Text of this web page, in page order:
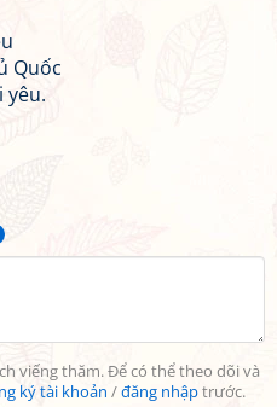
viếng thăm. Để có thể theo dõi và
ký tài khoản /đăng nhậptrước.
Quốc
yêu.